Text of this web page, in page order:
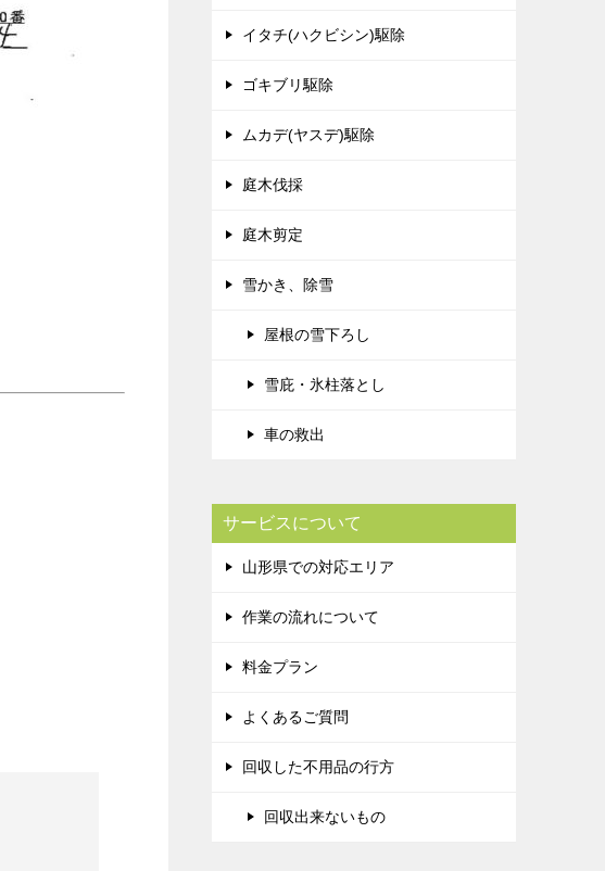
イタチ(ハクビシン)駆除
ゴキブリ駆除
ムカデ(ヤスデ)駆除
庭木伐採
庭木剪定
雪かき、除雪
屋根の雪下ろし
雪庇・氷柱落とし
車の救出
サービスについて
山形県での対応エリア
作業の流れについて
料金プラン
よくあるご質問
回収した不用品の行方
回収出来ないもの